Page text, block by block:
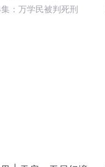
：万学民被判死刑